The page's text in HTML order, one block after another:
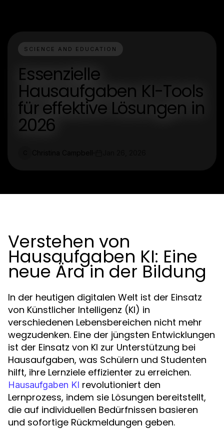
SCIENCE AND EDUCATION
Essenzielle
Hausaufgaben KI-Tools
für effektive Lösungen in
2026
Verstehen von
Hausaufgaben KI: Eine
neue Ära in der Bildung
In der heutigen digitalen Welt ist der Einsatz
von Künstlicher Intelligenz (KI) in
verschiedenen Lebensbereichen nicht mehr
wegzudenken. Eine der jüngsten Entwicklungen
ist der Einsatz von KI zur Unterstützung bei
Hausaufgaben, was Schülern und Studenten
hilft, ihre Lernziele effizienter zu erreichen.
Hausaufgaben KI revolutioniert den
Lernprozess, indem sie Lösungen bereitstellt,
die auf individuellen Bedürfnissen basieren
und sofortige Rückmeldungen geben.